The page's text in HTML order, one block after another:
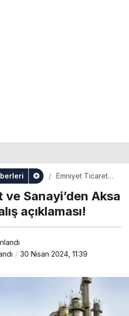
Emniyet Ticaret
Aksa Akrilik’te
hisse alış
açıklaması!
Sanayi’den Aksa
açıklaması!
30 Nisan 2024, 11:39